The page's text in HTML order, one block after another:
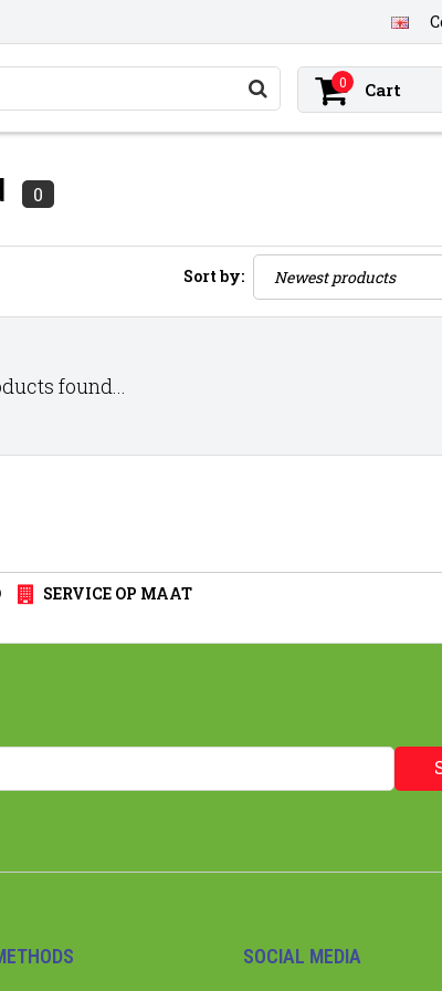
0 Cart
0
Sort by:
found...
SERVICE OP MAAT
SOCIAL MEDIA